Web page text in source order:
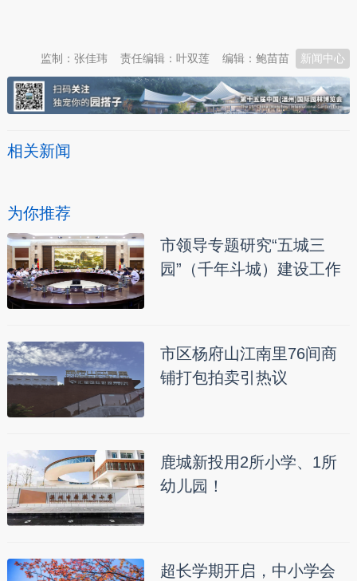
新闻中心
编辑：鲍苗苗
责任编辑：叶双莲
监制：张佳玮
相关新闻
为你推荐
市领导专题研究“五城三
园”（千年斗城）建设工作
市区杨府山江南里76间商
铺打包拍卖引热议
鹿城新投用2所小学、1所
幼儿园！
超长学期开启，中小学会